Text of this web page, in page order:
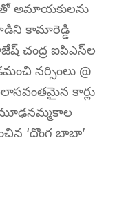
అమాయకులను
కామారెడ్డి
చంద్ర ఐపిఎస్‌ల
నర్సింలు @
కార్లు
మూఢనమ్మకాల
‘దొంగ బాబా’